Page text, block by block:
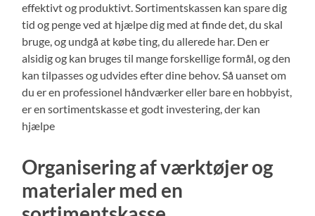
effektivt og produktivt. Sortimentskassen kan spare dig
tid og penge ved at hjælpe dig med at finde det, du skal
bruge, og undgå at købe ting, du allerede har. Den er
alsidig og kan bruges til mange forskellige formål, og den
kan tilpasses og udvides efter dine behov. Så uanset om
du er en professionel håndværker eller bare en hobbyist,
er en sortimentskasse et godt investering, der kan
hjælpe
Organisering af værktøjer og
materialer med en